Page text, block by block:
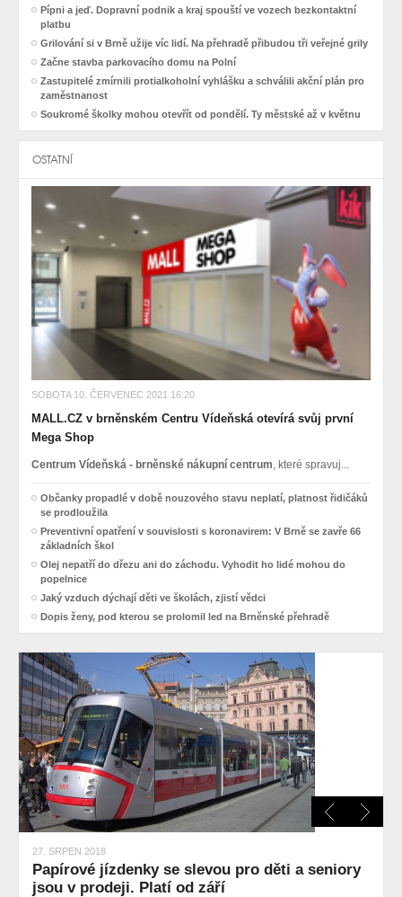
Pípni a jeď. Dopravní podnik a kraj spouští ve vozech bezkontaktní
platbu
Grilování si v Brně užije víc lidí. Na přehradě přibudou tři veřejné grily
Začne stavba parkovacího domu na Polní
Zastupitelé zmírnili protialkoholní vyhlášku a schválili akční plán pro
zaměstnanost
Soukromé školky mohou otevřít od pondělí. Ty městské až v květnu
OSTATNÍ
SOBOTA 10. ČERVENEC 2021 16:20
MALL.CZ v brněnském Centru Vídeňská otevírá svůj první
Mega Shop
Centrum Vídeňská - brněnské nákupní centrum, které spravuj...
Občanky propadlé v době nouzového stavu neplatí, platnost řidičáků
se prodloužila
Preventivní opatření v souvislosti s koronavirem: V Brně se zavře 66
základních škol
Olej nepatří do dřezu ani do záchodu. Vyhodit ho lidé mohou do
popelnice
Jaký vzduch dýchají děti ve školách, zjistí vědci
Dopis ženy, pod kterou se prolomil led na Brněnské přehradě
27. SRPEN 2018
Papírové jízdenky se slevou pro děti a seniory
jsou v prodeji. Platí od září